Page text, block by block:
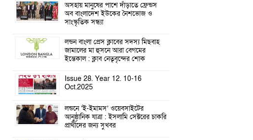
অসহায় মানুষের পাশে দাঁড়াতে ফ্রেন্ডস
অব বাংলাদেশ ইউকের নৈশভোজ ও
সাংস্কৃতিক সন্ধ্যা
লন্ডন বাংলা প্রেস ক্লাবের সদস্য মিছবাহ
জামালের মা হুসনে আরা বেগমের
ইন্তেকাল : ক্লাব নেতৃবৃন্দের শোক
Issue 28. Year 12. 10-16
Oct.2025
লন্ডনে ‘ই-ইমামস’ ওয়েবসাইটের
আনুষ্ঠানিক যাত্রা : ইসলামি সেক্টরের চাকরি
প্রার্থীদের জন্য সুখবর